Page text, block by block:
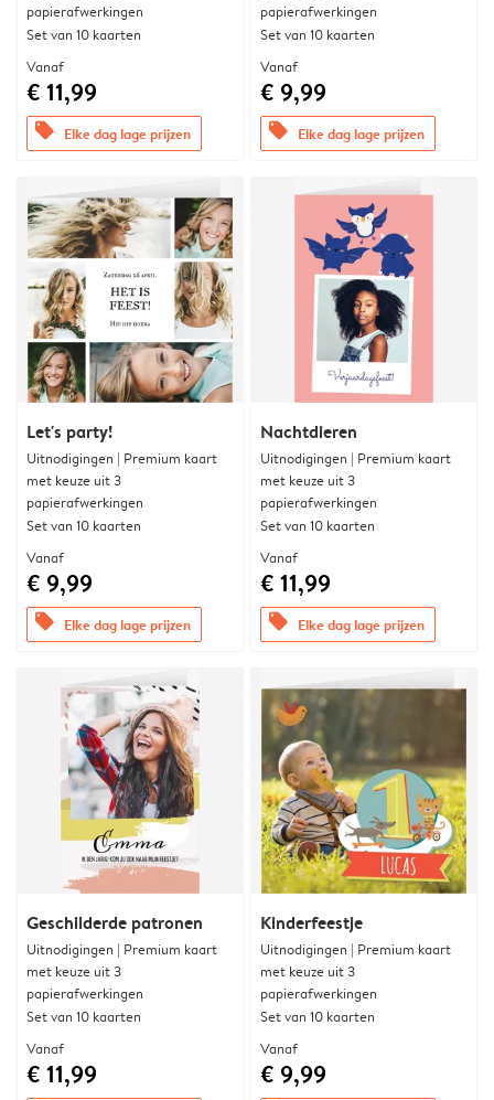
papierafwerkingen
Set van 10 kaarten
Vanaf
€ 11,99
offers Elke dag lage prijzen
papierafwerkingen
Set van 10 kaarten
Vanaf
€ 9,99
offers Elke dag lage prijzen
Let's party!
Uitnodigingen | Premium kaart
met keuze uit 3
papierafwerkingen
Set van 10 kaarten
Vanaf
€ 9,99
offers Elke dag lage prijzen
Nachtdieren
Uitnodigingen | Premium kaart
met keuze uit 3
papierafwerkingen
Set van 10 kaarten
Vanaf
€ 11,99
offers Elke dag lage prijzen
Geschilderde patronen
Uitnodigingen | Premium kaart
met keuze uit 3
papierafwerkingen
Set van 10 kaarten
Vanaf
€ 11,99
Kinderfeestje
Uitnodigingen | Premium kaart
met keuze uit 3
papierafwerkingen
Set van 10 kaarten
Vanaf
€ 9,99